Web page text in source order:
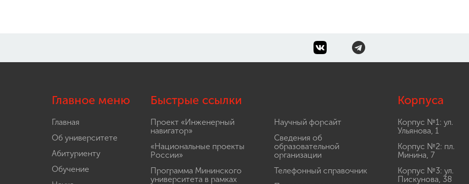
Главное меню
Главная
Об университете
Абитуриенту
Обучение
Быстрые ссылки
Проект «Инженерный
навигатор»
«Национальные проекты
России»
Программа Мининского
университета в рамках
Научный форсайт
Сведения об
образовательной
организации
Телефонный справочник
Корпуса
Корпус №1: ул.
Ульянова, 1
Корпус №2: пл.
Минина, 7
Корпус №3: ул.
Пискунова, 38